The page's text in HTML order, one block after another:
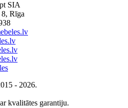
SIA
8, Rīga
- 2026.
kvalitātes garantiju.